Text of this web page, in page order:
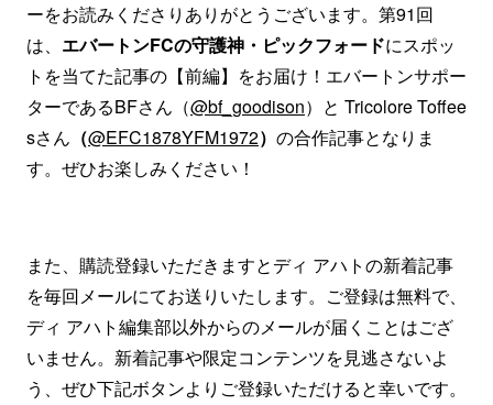
ーをお読みくださりありがとうございます。第91回
は、 エバートンFCの守護神・ピックフォードにスポッ
トを当てた記事の【前編】をお届け！エバートンサポー
ターであるBFさん（@bf_goodison）と Tricolore Toffee
sさん （@EFC1878YFM1972） の合作記事となりま
す。ぜひお楽しみください！
また、購読登録いただきますとディ アハトの新着記事
を毎回メールにてお送りいたします。ご登録は無料で、
ディ アハト編集部以外からのメールが届くことはござ
いません。新着記事や限定コンテンツを見逃さないよ
う、ぜひ下記ボタンよりご登録いただけると幸いです。